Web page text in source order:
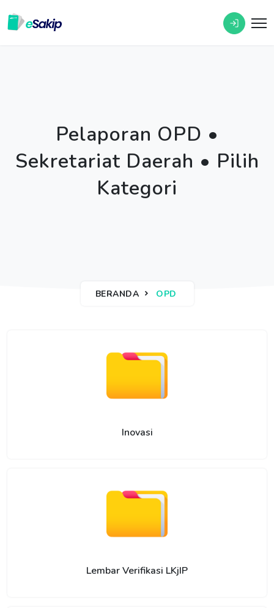
Pelaporan OPD •
Sekretariat Daerah • Pilih
Kategori
BERANDA OPD
Inovasi
Lembar Verifikasi LKjIP